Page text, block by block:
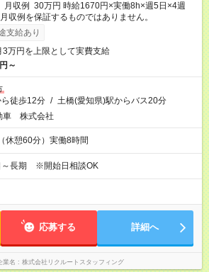
収例 30万円 時給1670円×実働8h×週5日×4週
例を保証するものではありません。
支給あり
3万円を上限として実費支給
～
徒歩12分 / 土橋(愛知県)駅からバス20分
車 株式会社
休憩60分）実働8時間
～長期 ※開始日相談OK
応募する 詳細へ
業名 株式会社リクルートスタッフィング